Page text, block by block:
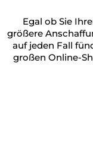
Egal ob Sie
größere
auf jeden Fall
großen Online-